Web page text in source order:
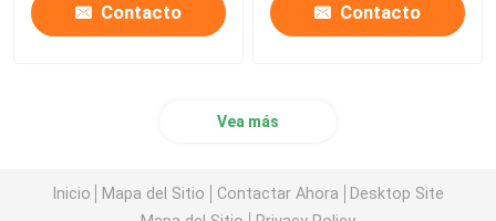
Contacto Contacto
Vea más
Inicio Mapa del Sitio Contactar Ahora
Desktop Site